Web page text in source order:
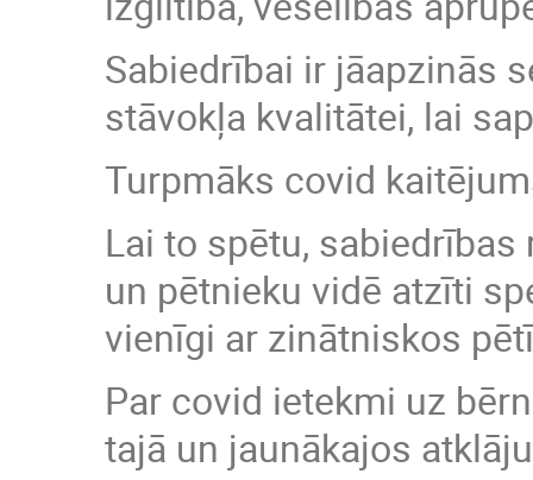
Sabiedrībai ir jāapzinās
stāvokļa kvalitātei, lai
Turpmāks covid
Lai to spētu,
un pētnieku vidē atzīti
vienīgi ar zinātniskos
Par covid ietekmi uz
tajā un jaunākajos